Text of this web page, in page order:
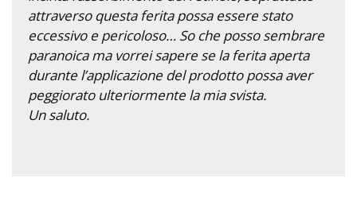
attraverso questa ferita possa essere stato
eccessivo e pericoloso… So che posso sembrare
paranoica ma vorrei sapere se la ferita aperta
durante l’applicazione del prodotto possa aver
peggiorato ulteriormente la mia svista.
Un saluto.